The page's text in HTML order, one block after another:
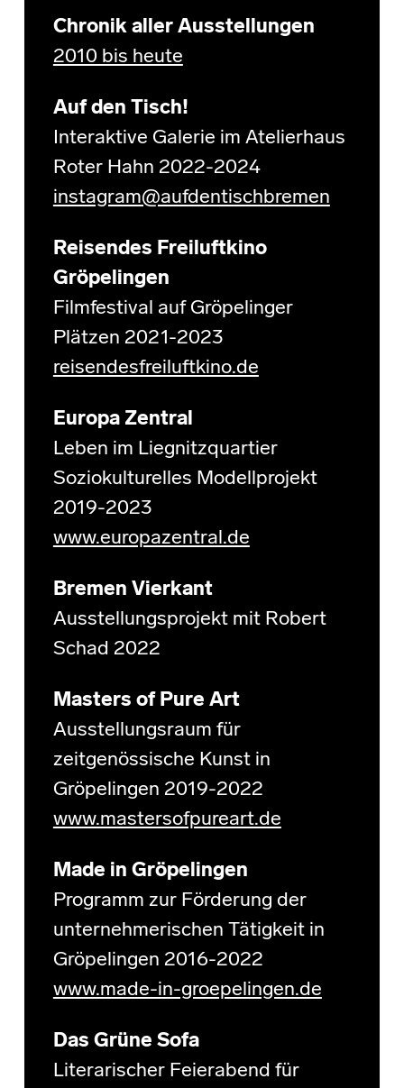
Chronik aller Ausstellungen
2010 bis heute
Auf den Tisch!
Interaktive Galerie im Atelierhaus
Roter Hahn 2022-2024
instagram@aufdentischbremen
Reisendes Freiluftkino
Gröpelingen
Filmfestival auf Gröpelinger
Plätzen 2021-2023
reisendesfreiluftkino.de
Europa Zentral
Leben im Liegnitzquartier
Soziokulturelles Modellprojekt
2019-2023
www.europazentral.de
Bremen Vierkant
Ausstellungsprojekt mit Robert
Schad 2022
Masters of Pure Art
Ausstellungsraum für
zeitgenössische Kunst in
Gröpelingen 2019-2022
www.mastersofpureart.de
Made in Gröpelingen
Programm zur Förderung der
unternehmerischen Tätigkeit in
Gröpelingen 2016-2022
www.made-in-groepelingen.de
Das Grüne Sofa
Literarischer Feierabend für